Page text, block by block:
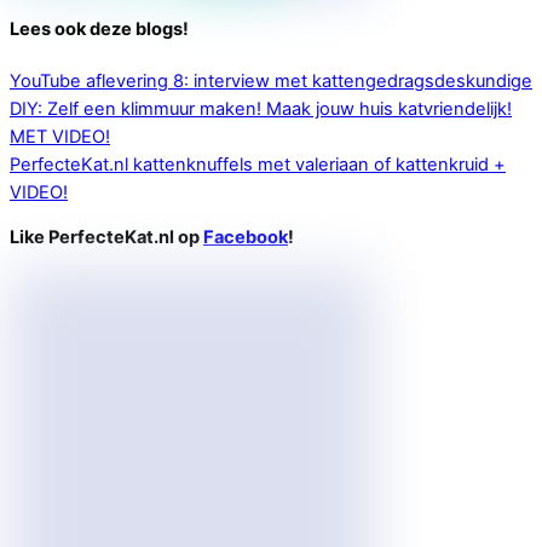
Lees ook deze blogs!
YouTube aflevering 8: interview met kattengedragsdeskundige
DIY: Zelf een klimmuur maken! Maak jouw huis katvriendelijk!
MET VIDEO!
PerfecteKat.nl kattenknuffels met valeriaan of kattenkruid +
VIDEO!
Like PerfecteKat.nl op Facebook!